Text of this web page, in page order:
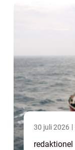
30 juli 2026
redaktionel